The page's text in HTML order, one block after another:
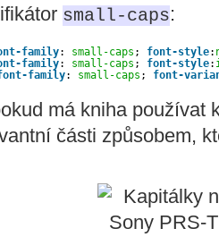
small-caps:
family: small-caps ; font-style:
family: small-caps ; font-style:
family: small-caps ; font-
má kniha používat
části způsobem,